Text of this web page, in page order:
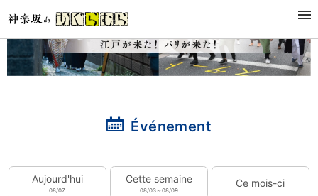
Événement
Aujourd'hui
08/07
Cette semaine
08/03～08/09
Ce mois-ci